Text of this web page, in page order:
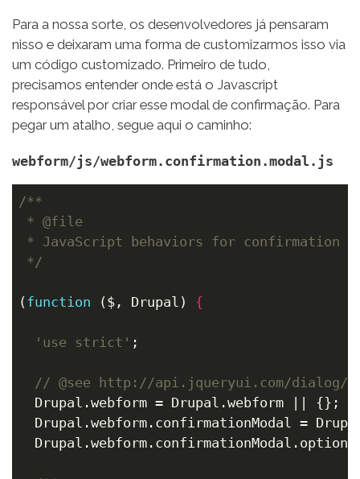
Para a nossa sorte, os desenvolvedores já pensaram
nisso e deixaram uma forma de customizarmos isso via
um código customizado. Primeiro de tudo,
precisamos entender onde está o Javascript
responsável por criar esse modal de confirmação. Para
pegar um atalho, segue aqui o caminho:
webform/js/webform.confirmation.modal.js
/**
* @file
* JavaScript behaviors for confirmation
*/
(function ($, Drupal) {
  'use strict'
;
// @see http://api.jqueryui.com/dialog/
  Drupal.webform = Drupal.webform || {};
Drupal.webform.confirmationModal =